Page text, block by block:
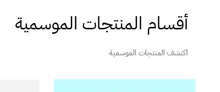
أقسام المنتجات الموسمية
اكتشف المنتجات الموسمية